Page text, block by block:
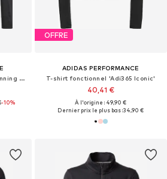
T-shirt fonctionnel 'Adi365 Running Essentials'
-10%
OFFRE
ADIDAS PERFORMANCE
T-shirt fonctionnel 'Adi365 Iconic'
40,41 €
À l'origine : 49,90 €
Dernier prix le plus bas :34,90 €